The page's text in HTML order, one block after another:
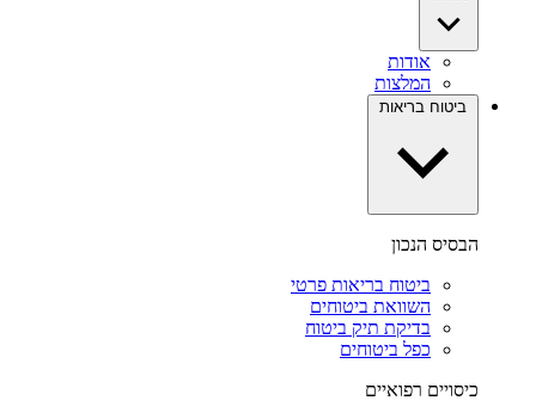
אודות
המלצות
ביטוח בריאות
הבסיס הנכון
ביטוח בריאות פרטי
השוואת ביטוחים
בדיקת תיק ביטוח
כפל ביטוחים
כיסויים רפואיים